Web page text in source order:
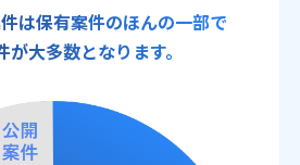
は保有案件のほんの一部で
が大多数となります。